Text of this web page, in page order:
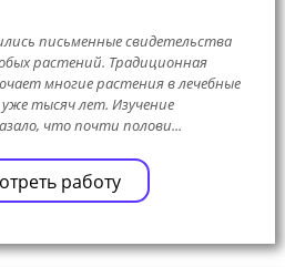
письменные свидетельства
растений. Традиционная
многие растения в лечебные
тысяч лет. Изучение
что почти полови...
работу